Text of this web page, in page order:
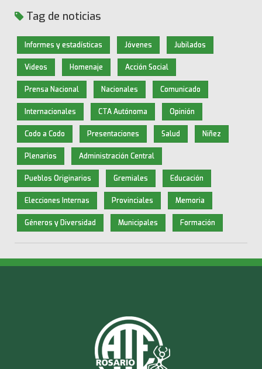
Tag de noticias
Informes y estadísticas Jóvenes Jubilados
Videos Homenaje Acción Social
Prensa Nacional Nacionales Comunicado
Internacionales CTA Autónoma Opinión
Codo a Codo Presentaciones Salud Niñez
Plenarios Administración Central
Pueblos Originarios Gremiales Educación
Elecciones Internas Provinciales Memoria
Géneros y Diversidad Municipales Formación